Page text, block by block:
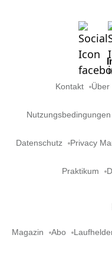
Kontakt Über
Nutzungsbedingungen
Datenschutz Privacy
Praktikum
Magazin Abo